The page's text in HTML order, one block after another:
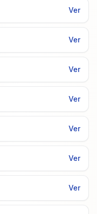
Ver
Ver
Ver
Ver
Ver
Ver
Ver